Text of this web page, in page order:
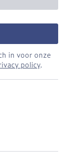
in voor onze
policy.